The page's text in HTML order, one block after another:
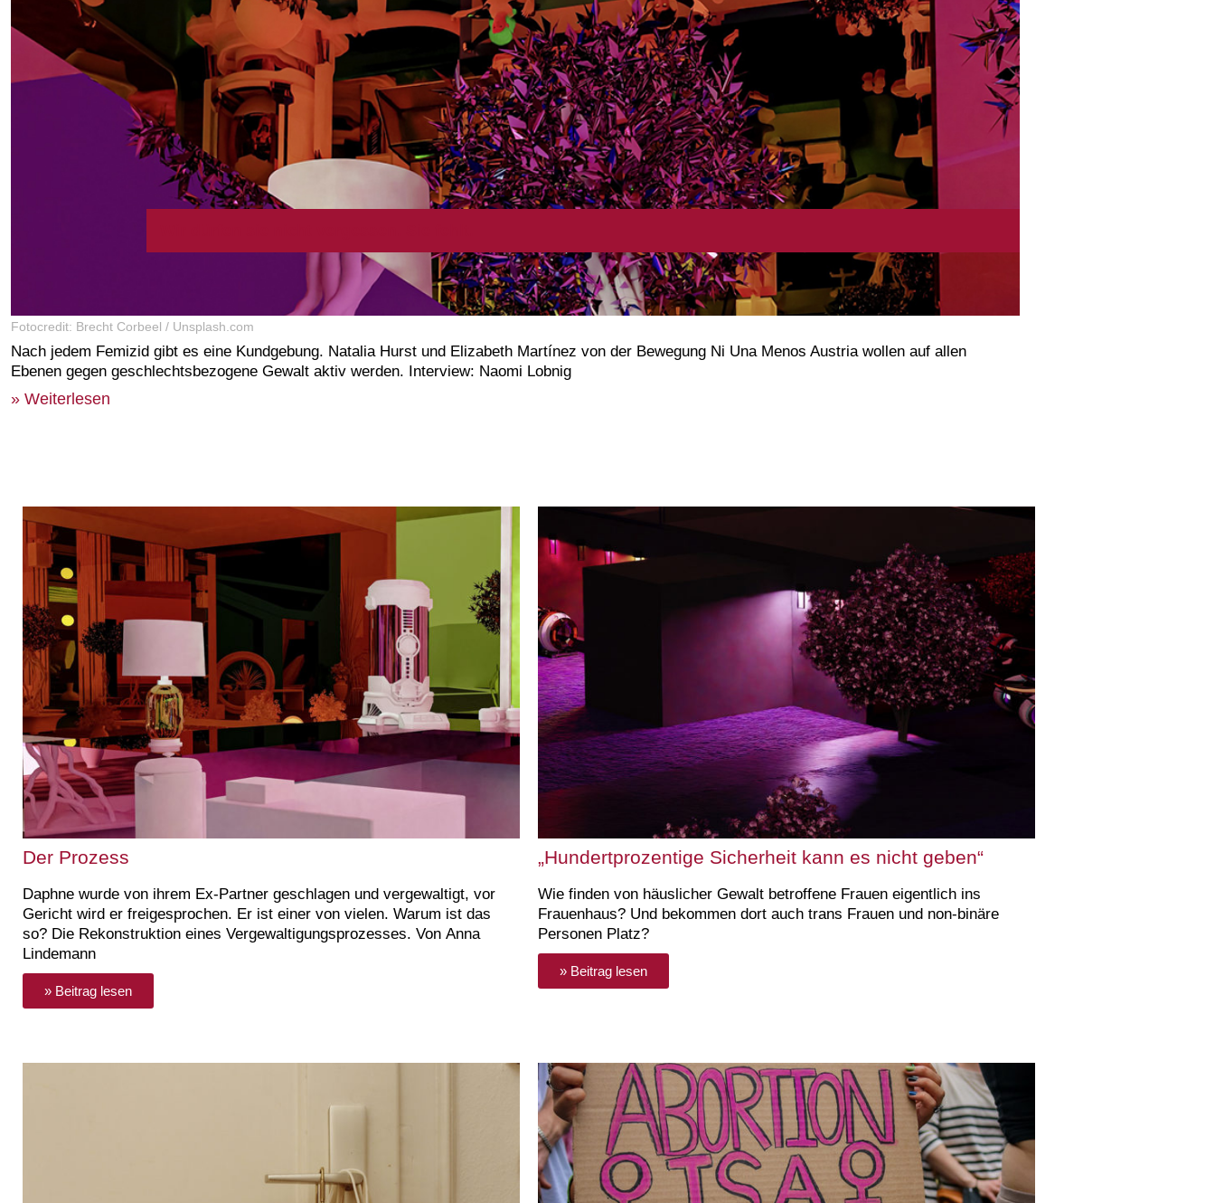
Fotocredit: Brecht Corbeel / Unsplash.com
Nach jedem Femizid gibt es eine Kundgebung. Natalia Hurst und Elizabeth Martínez von der Bewegung Ni Una Menos Austria wollen auf allen
Ebenen gegen geschlechtsbezogene Gewalt aktiv werden. Interview: Naomi Lobnig
» Weiterlesen
Der Prozess
Daphne wurde von ihrem Ex-Partner geschlagen und vergewaltigt, vor
Gericht wird er freigesprochen. Er ist einer von vielen. Warum ist das
so? Die Rekonstruktion eines Vergewaltigungsprozesses. Von Anna
Lindemann
» Beitrag lesen
„Hundertprozentige Sicherheit kann es nicht geben“
Wie finden von häuslicher Gewalt betroffene Frauen eigentlich ins
Frauenhaus? Und bekommen dort auch trans Frauen und non-binäre
Personen Platz?
» Beitrag lesen